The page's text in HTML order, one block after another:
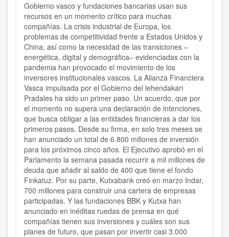
Gobierno vasco y fundaciones bancarias usan sus
recursos en un momento crítico para muchas
compañías. La crisis industrial de Europa, los
problemas de competitividad frente a Estados Unidos y
China, así como la necesidad de las transiciones –
energética, digital y demográfica– evidenciadas con la
pandemia han provocado el movimiento de los
inversores institucionales vascos. La Alianza Financiera
Vasca impulsada por el Gobierno del lehendakari
Pradales ha sido un primer paso. Un acuerdo, que por
el momento no supera una declaración de intenciones,
que busca obligar a las entidades financieras a dar los
primeros pasos. Desde su firma, en solo tres meses se
han anunciado un total de 6.800 millones de inversión
para los próximos cinco años. El Ejecutivo aprobó en el
Parlamento la semana pasada recurrir a mil millones de
deuda que añadir al saldo de 400 que tiene el fondo
Finkatuz. Por su parte, Kutxabank creó en marzo Indar,
700 millones para construir una cartera de empresas
participadas. Y las fundaciones BBK y Kutxa han
anunciado en inéditas ruedas de prensa en qué
compañías tienen sus inversiones y cuáles son sus
planes de futuro, que pasan por invertir casi 3.000